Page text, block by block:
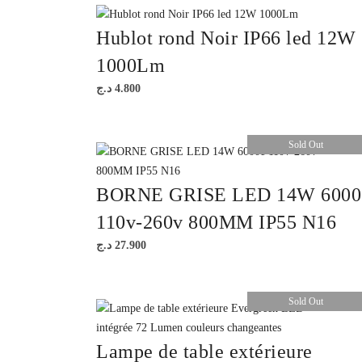
Hublot rond Noir IP66 led 12W
1000Lm
4.800 د.ج
Sold Out
BORNE GRISE LED 14W
110v-260v 800MM IP55 N16
27.900 د.ج
Sold Out
Lampe de table extérieure